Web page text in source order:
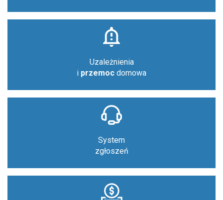
Uzależnienia
i przemoc domowa
System
zgłoszeń